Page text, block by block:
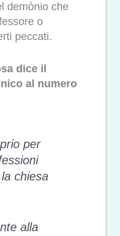
demònio che
o
peccati.
dice il
al numero
per
chiesa
alla